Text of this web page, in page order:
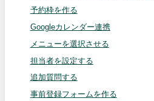
予約枠を作る
Googleカレンダー連携
メニューを選択させる
担当者を設定する
追加質問する
事前登録フォームを作る